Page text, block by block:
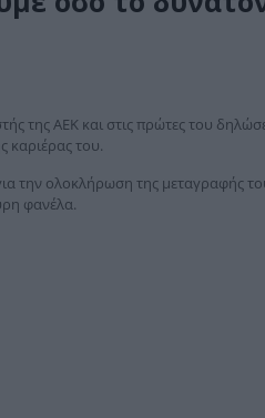
της ΑΕΚ και στις πρώτες του
καριέρας του.
την ολοκλήρωση της μεταγραφής
φανέλα.